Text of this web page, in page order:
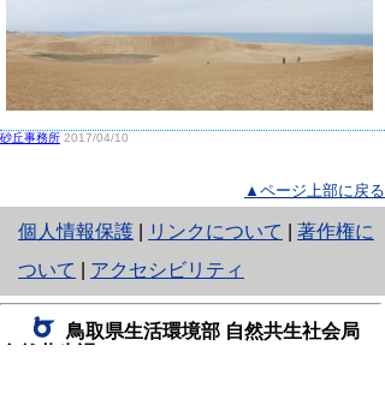
砂丘事務所 2017/04/10
▲ページ上部に戻る
個人情報保護
と
り
ネ
ッ
リンクについて
著作権に
ついて
アクセシビリティ
鳥取県生活環境部 自然共生社会局